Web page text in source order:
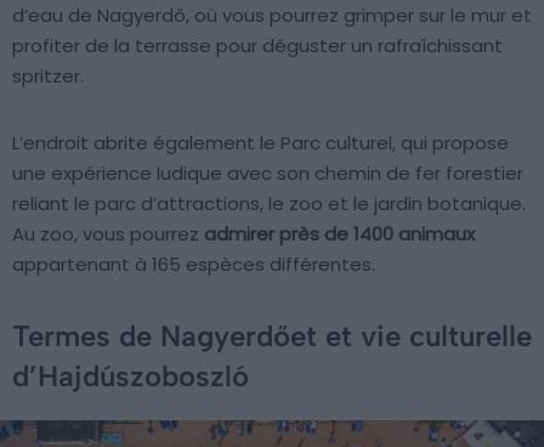
d’eau de Nagyerdő, où vous pourrez grimper sur le mur et
profiter de la terrasse pour déguster un rafraîchissant
spritzer.
L’endroit abrite également le Parc culturel, qui propose
une expérience ludique avec son chemin de fer forestier
reliant le parc d’attractions, le zoo et le jardin botanique.
Au zoo, vous pourrez admirer près de 1400 animaux
appartenant à 165 espèces différentes.
Termes de Nagyerdőet et vie culturelle
d’Hajdúszoboszló